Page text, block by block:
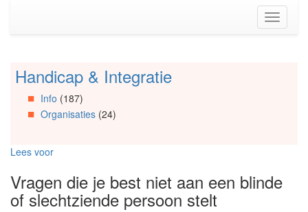
(Accesskey
Toggle
Spring
Artikels
Spring
Spring
Organisaties
Spring
Handicap & Integratie
Info (187)
Organisaties(24)
Lees voor
Vragen die je best niet aan een blinde
of slechtziende persoon stelt